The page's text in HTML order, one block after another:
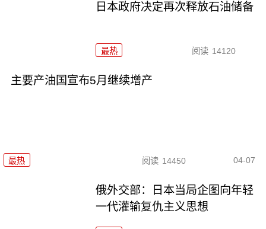
日本政府决定再次释放石油储备
最热 阅读 14120
主要产油国宣布5月继续增产
最热 阅读 14450 04-07
俄外交部：日本当局企图向年轻
一代灌输复仇主义思想